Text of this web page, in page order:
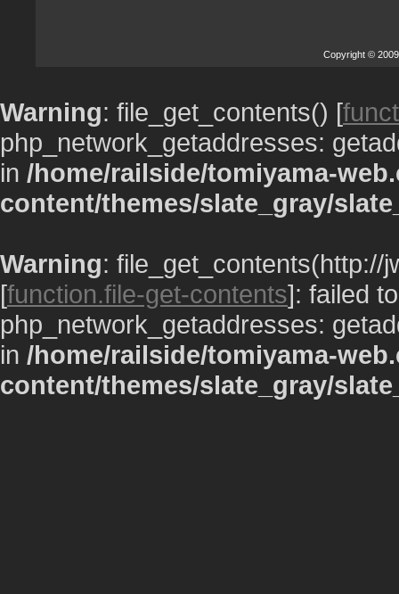
Copyright ©
Warning: file_get_contents() [
php_network_getaddresses:
in /home/railside/tomiyama-
content/themes/slate_gray/
Warning: file_get_contents(http://
[function.file-get-contents]: failed
php_network_getaddresses:
in /home/railside/tomiyama-
content/themes/slate_gray/